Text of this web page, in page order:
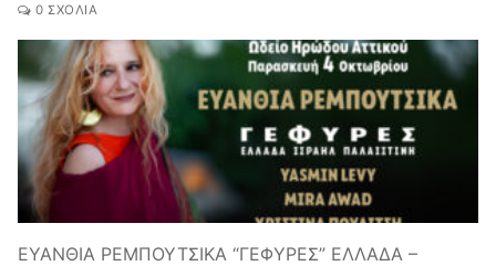
0 ΣΧΌΛΙΑ
ΕΥΑΝΘΙΑ ΡΕΜΠΟΥΤΣΙΚΑ “ΓΕΦΥΡΕΣ” ΕΛΛΑΔΑ –